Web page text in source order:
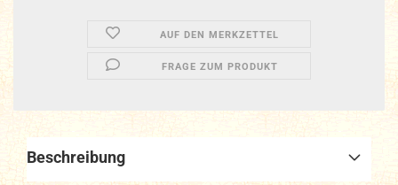
AUF DEN MERKZETTEL
FRAGE ZUM PRODUKT
Beschreibung